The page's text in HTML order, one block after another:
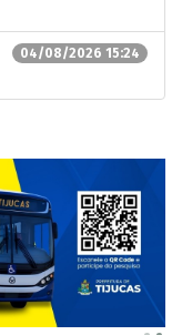
04/08/2026 15:24